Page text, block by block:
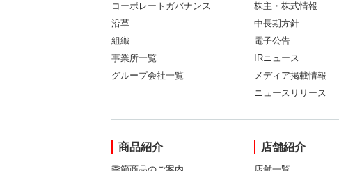
コーポレートガバナンス
沿革
組織
事業所一覧
グループ会社一覧
株主・株式情報
中長期方針
電子公告
IRニュース
メディア掲載情報
ニュースリリース
商品紹介 店舗紹介